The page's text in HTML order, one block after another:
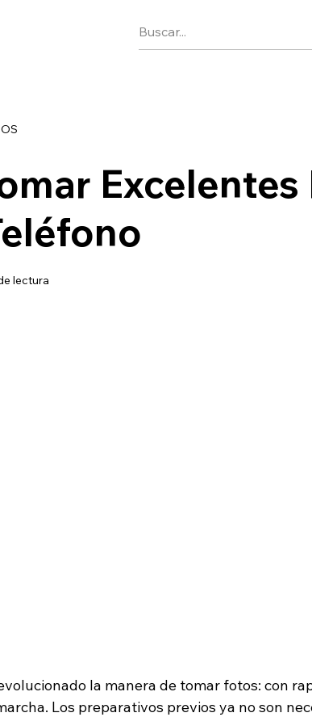
Excelentes
lectura
la manera de tomar fotos: con
Los preparativos previos ya no son